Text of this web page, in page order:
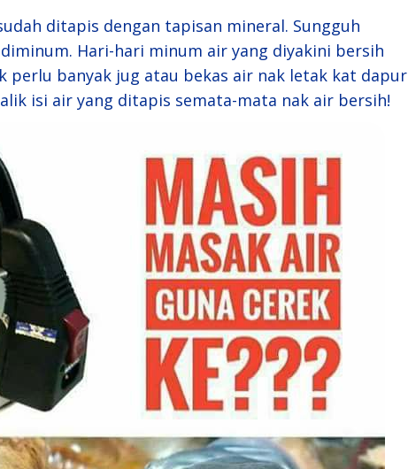
ditapis dengan tapisan mineral. Sungguh
Hari-hari minum air yang diyakini bersih
perlu banyak jug atau bekas air nak letak kat dapur
isi air yang ditapis semata-mata nak air bersih!